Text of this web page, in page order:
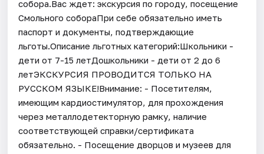
собора.Вас ждет: экскурсия по городу, посещение
Смольного собораПри себе обязательно иметь
паспорт и документы, подтверждающие
льготы.Описание льготных категорий:Школьники -
дети от 7-15 летДошкольники - дети от 2 до 6
летЭКСКУРСИЯ ПРОВОДИТСЯ ТОЛЬКО НА
РУССКОМ ЯЗЫКЕ!Внимание: - Посетителям,
имеющим кардиостимулятор, для прохождения
через металлодетекторную рамку, наличие
соответствующей справки/сертификата
обязательно. - Посещение дворцов и музеев для